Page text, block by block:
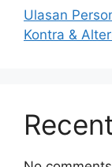
Ulasan
Kontra &